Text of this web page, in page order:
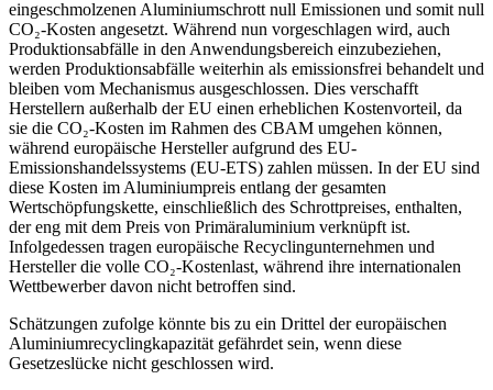
eingeschmolzenen Aluminiumschrott null Emissionen und somit null
CO₂-Kosten angesetzt. Während nun vorgeschlagen wird, auch
Produktionsabfälle in den Anwendungsbereich einzubeziehen,
werden Produktionsabfälle weiterhin als emissionsfrei behandelt und
bleiben vom Mechanismus ausgeschlossen. Dies verschafft
Herstellern außerhalb der EU einen erheblichen Kostenvorteil, da
sie die CO₂-Kosten im Rahmen des CBAM umgehen können,
während europäische Hersteller aufgrund des EU-
Emissionshandelssystems (EU-ETS) zahlen müssen. In der EU sind
diese Kosten im Aluminiumpreis entlang der gesamten
Wertschöpfungskette, einschließlich des Schrottpreises, enthalten,
der eng mit dem Preis von Primäraluminium verknüpft ist.
Infolgedessen tragen europäische Recyclingunternehmen und
Hersteller die volle CO₂-Kostenlast, während ihre internationalen
Wettbewerber davon nicht betroffen sind.
Schätzungen zufolge könnte bis zu ein Drittel der europäischen
Aluminiumrecyclingkapazität gefährdet sein, wenn diese
Gesetzeslücke nicht geschlossen wird.